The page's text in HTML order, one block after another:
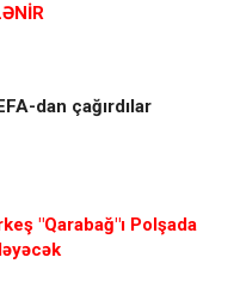
dan çağırdılar
"Qarabağ"ı Polşada